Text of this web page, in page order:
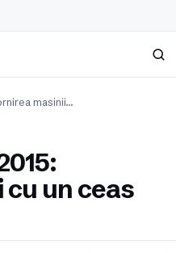
Caută
masinii…
un ceas